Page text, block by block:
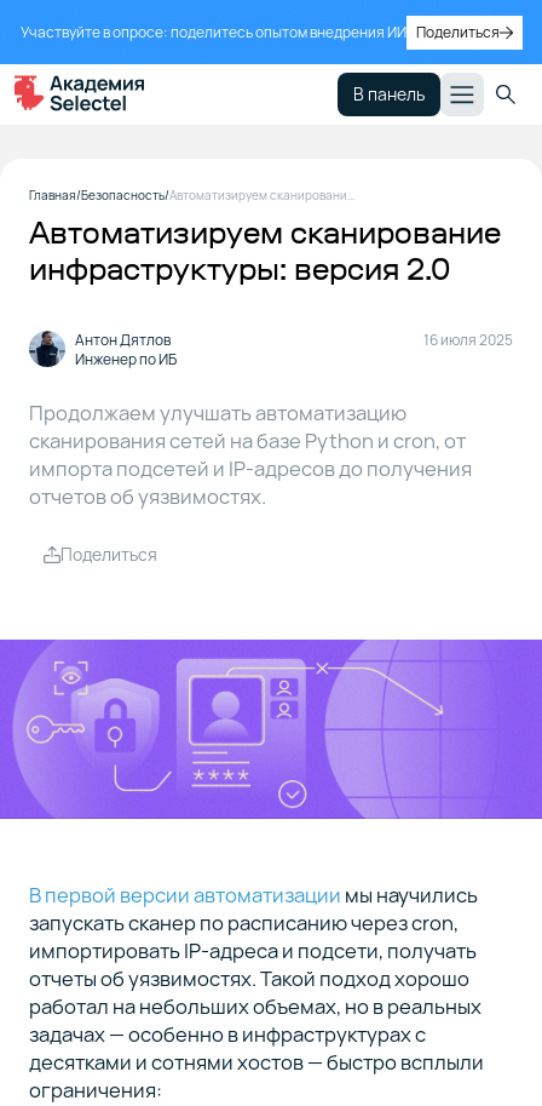
Участвуйте в опросе: поделитесь опытом внедрения ИИ Поделиться
В панель
1
к коду
2
Как это
в первой
версии
3
Архитектура
v2.0
преимущества
Главная Безопасность Автоматизируем сканирование инфраструктуры: версия 2.0
Автоматизируем сканирование
инфраструктуры: версия 2.0
Антон Дятлов
Инженер по ИБ
16 июля 2025
Поделиться
Продолжаем улучшать автоматизацию
сканирования сетей на базе Python и cron, от
импорта подсетей и IP-адресов до получения
отчетов об уязвимостях.
В первой версии автоматизации мы научились
запускать сканер по расписанию через cron,
импортировать IP-адреса и подсети, получать
отчеты об уязвимостях. Такой подход хорошо
работал на небольших объемах, но в реальных
задачах — особенно в инфраструктурах с
десятками и сотнями хостов — быстро всплыли
ограничения: